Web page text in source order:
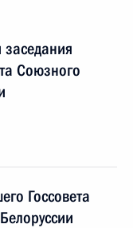
Союзного
Госсовета